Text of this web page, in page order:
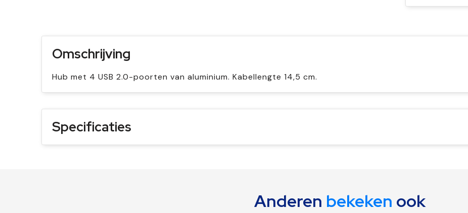
Omschrijving
Hub met 4 USB 2.0-poorten van aluminium. Kabellengte 14,5 cm.
Specificaties
Anderen bekeken ook